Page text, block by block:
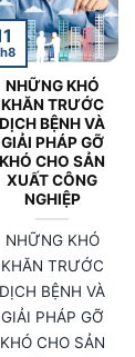
NHỮNG KHÓ
KHĂN TRƯỚC
DỊCH BỆNH VÀ
GIẢI PHÁP GỠ
KHÓ CHO SẢN
XUẤT CÔNG
NGHIỆP
NHỮNG KHÓ
KHĂN TRƯỚC
DỊCH BỆNH VÀ
GIẢI PHÁP GỠ
KHÓ CHO SẢN